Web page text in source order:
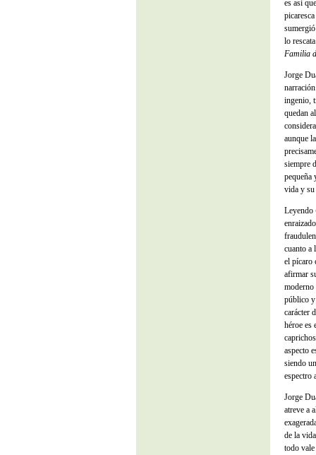
es así
picaresca
lo
Familia
Jorge
ingenio,
quedan
aunque
siempre
pequeña
vida y
Leyendo
cuanto a
el pícaro
afirmar
moderno
público y
carácter
héroe es
aspecto
siendo
espectro
Jorge
atreve a
de la
todo